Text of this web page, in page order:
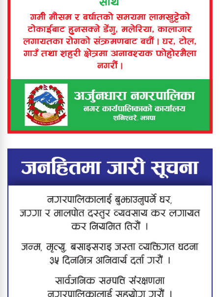
बिर्तामोडमा टिपरको ठक्करबाट बालिकाको
मृत्यु
बिर्तामोड नगरपालिकाद्वारा १ अर्ब १५
करोडको बजेट प्रस्तुत
बिरिङ खोलामा डुबेर ५ वर्षीया बालिकाको
मृत्यु
कनकाईमा दर्दनाक दुर्घटना : बाबु–छोरीको
मृत्यु, आमा जीवनमृत्युको संघर्षमा
झापामा ठूलो स्वीप अपरेसन : ६८ जना
नियन्त्रणमा, करिब २० ग्राम खैरो हेरोइन
बरामद
बंगलादेशी नागरिक पक्राउ